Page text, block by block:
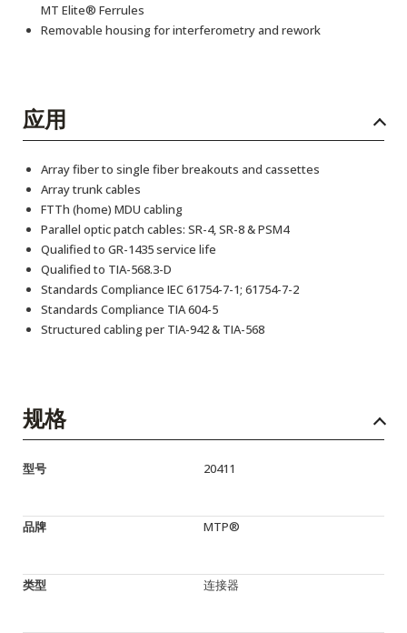
MT Elite® Ferrules
Removable housing for interferometry and rework
应用
Array fiber to single fiber breakouts and cassettes
Array trunk cables
FTTh (home) MDU cabling
Parallel optic patch cables: SR-4, SR-8 & PSM4
Qualified to GR-1435 service life
Qualified to TIA-568.3-D
Standards Compliance IEC 61754-7-1; 61754-7-2
Standards Compliance TIA 604-5
Structured cabling per TIA-942 & TIA-568
规格
型号 20411
品牌 MTP®
类型 连接器